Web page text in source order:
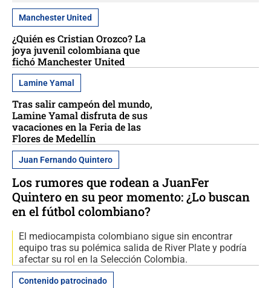
Manchester United
¿Quién es Cristian Orozco? La
joya juvenil colombiana que
fichó Manchester United
Lamine Yamal
Tras salir campeón del mundo,
Lamine Yamal disfruta de sus
vacaciones en la Feria de las
Flores de Medellín
Juan Fernando Quintero
Los rumores que rodean a JuanFer
Quintero en su peor momento: ¿Lo buscan
en el fútbol colombiano?
El mediocampista colombiano sigue sin encontrar
equipo tras su polémica salida de River Plate y podría
afectar su rol en la Selección Colombia.
Contenido patrocinado